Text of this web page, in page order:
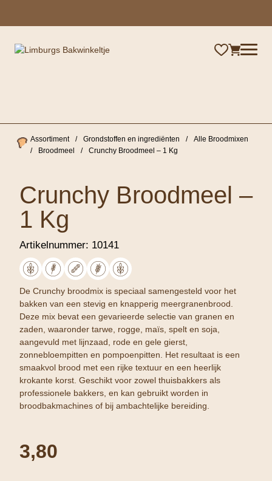
Assortiment / Grondstoffen en ingrediënten /
Alle Broodmixen
/
Broodmeel / Crunchy Broodmeel – 1 Kg
Crunchy Broodmeel –
1 Kg
Artikelnummer: 10141
De Crunchy broodmix is speciaal samengesteld voor het
bakken van een stevig en knapperig meergranenbrood.
Deze mix bevat een gevarieerde selectie van granen en
zaden, waaronder tarwe, rogge, maïs, spelt en soja,
aangevuld met lijnzaad, rode en gele gierst,
zonnebloempitten en pompoenpitten. Het resultaat is een
smaakvol brood met een rijke textuur en een heerlijk
krokante korst. Geschikt voor zowel thuisbakkers als
professionele bakkers, en kan gebruikt worden in
broodbakmachines of bij ambachtelijke bereiding.
3,80